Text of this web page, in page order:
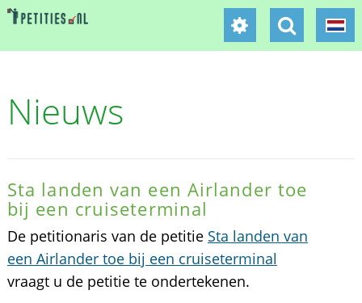
Nieuws
Sta landen van een Airlander toe
bij een cruiseterminal
De petitionaris van de petitie Sta landen van
een Airlander toe bij een cruiseterminal
vraagt u de petitie te ondertekenen.